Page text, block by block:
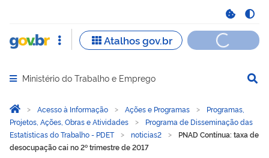
Abrir menu principal de navegação
Ministério do Trabalho e Emprego
Você está aqui:
Página Inicial
Acesso à Informação Ações e Programas
Programas,
Projetos, Ações, Obras e Atividades
Programa de Disseminação das
Estatísticas do Trabalho - PDET
noticias2
PNAD Contínua: taxa de
desocupação cai no 2º trimestre de 2017